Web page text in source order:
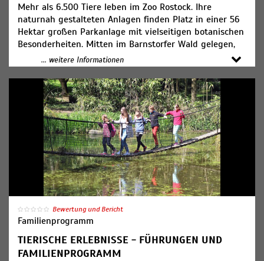
Mehr als 6.500 Tiere leben im Zoo Rostock. Ihre
naturnah gestalteten Anlagen finden Platz in einer 56
Hektar großen Parkanlage mit vielseitigen botanischen
Besonderheiten. Mitten im Barnstorfer Wald gelegen,
verstärkt die reichhaltige Vegetation den natürlichen
Charakter des Zoos.
Zudem erwartet die Besucherinnen und Besucher im
Zoo Rostock auch jede Menge Kunst. Überall im Zoo
finden sich Skulpturen und Plastiken. So zeigt sich der
Zoo immer auch von seiner grünen und seiner
künstlerischen Seite.
... weitere Informationen
Bewertung und Bericht
Familienprogramm
TIERISCHE ERLEBNISSE - FÜHRUNGEN UND
FAMILIENPROGRAMM